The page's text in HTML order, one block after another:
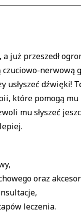
już przeszedł
czuciowo-
usłyszeć
które pomogą mu
mu słyszeć
oraz
leczenia.